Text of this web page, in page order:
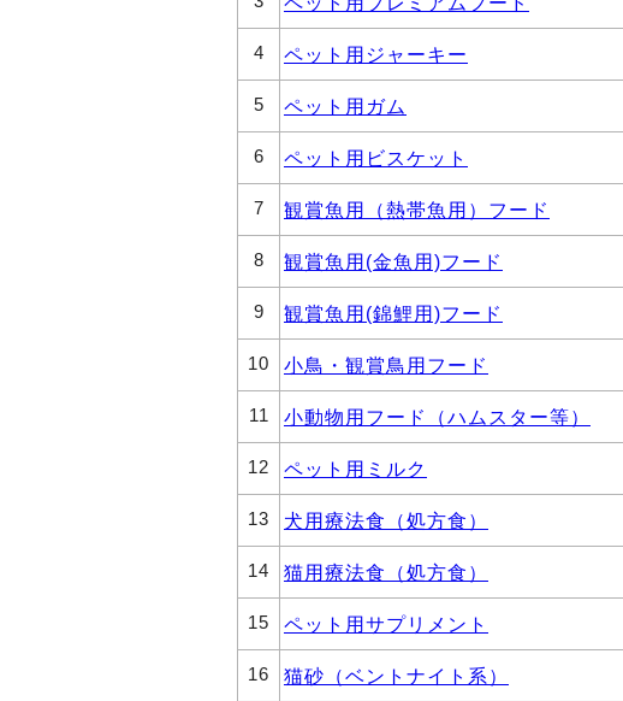
4 ペット用ジャーキー
5 ペット用ガム
6 ペット用ビスケット
7 観賞魚用（熱帯魚用）フード
8 観賞魚用(金魚用)フード
9 観賞魚用(錦鯉用)フード
10 小鳥・観賞鳥用フード
11 小動物用フード（ハムスター等）
12 ペット用ミルク
13 犬用療法食（処方食）
14 猫用療法食（処方食）
15 ペット用サプリメント
16 猫砂（ベントナイト系）